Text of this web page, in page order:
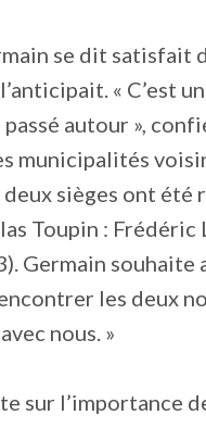
se dit satisfait
« C’est
passé autour »,
municipalités
sièges ont été
Toupin :
Germain souhaite
les deux
nous. »
sur l’importance